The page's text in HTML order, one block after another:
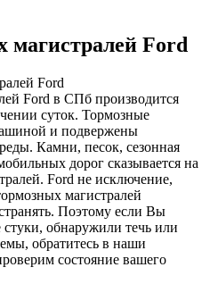
магистралей Ford
Ford в СПб производится
суток. Тормозные
и подвержены
Камни, песок, сезонная
дорог сказывается на
Ford не исключение,
магистралей
Поэтому если Вы
обнаружили течь или
обратитесь в наши
состояние вашего